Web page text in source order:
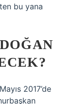
bu yana
2017’de